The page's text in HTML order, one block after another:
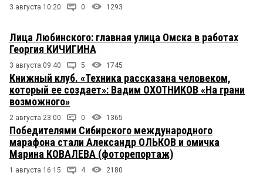
3 августа 10:20 0 1293
Лица Любинского: главная улица Омска в работах
Георгия КИЧИГИНА
3 августа 09:40 5 1745
Книжный клуб. «Техника рассказана человеком,
который ее создает»: Вадим ОХОТНИКОВ «На грани
возможного»
2 августа 23:00 0 1365
Победителями Сибирского международного
марафона стали Александр ОЛЬКОВ и омичка
Марина КОВАЛЕВА (фоторепортаж)
1 августа 16:15 4 2180